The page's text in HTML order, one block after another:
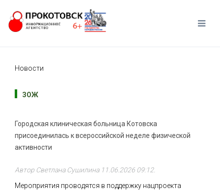
Новости
ЗОЖ
Городская клиническая больница Котовска
присоединилась к всероссийской неделе физической
активности
Автор Светлана Сушилина 11.06.2026 09:12.
Мероприятия проводятся в поддержку нацпроекта